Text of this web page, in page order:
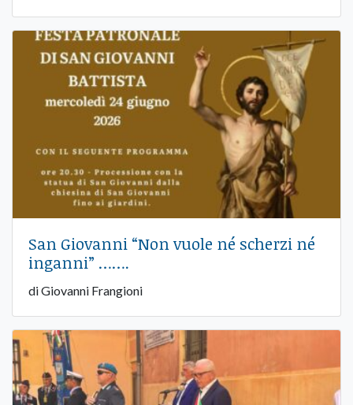
San Giovanni “Non vuole né scherzi né
inganni” …….
di Giovanni Frangioni